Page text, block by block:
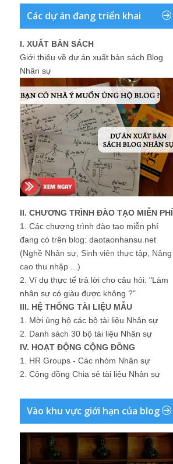
Các dự án đang triển khai
I. XUẤT BẢN SÁCH
Giới thiệu về dự án xuất bản sách Blog
Nhân sự
II. CHƯƠNG TRÌNH ĐÀO TẠO MIỄN PHÍ
1. Các chương trình đào tạo miễn phí
đang có trên blog: daotaonhansu.net
(Nghề Nhân sự, Sinh viên thực tập, Nâng
cao thu nhập ...)
2. Ví dụ thực tế trả lời cho câu hỏi: "Làm
nhân sự có giàu được không ?"
III. HỆ THỐNG TÀI LIỆU MẪU
1. Mời ủng hộ các bộ tài liệu Nhân sự
2. Danh sách 30 bộ tài liệu Nhân sự
IV. HOẠT ĐỘNG CỘNG ĐỒNG
1. HR Groups - Các nhóm Nhân sự
2. Cộng đồng Chia sẻ tài liệu Nhân sự
Vào khu vực giới hạn của blog